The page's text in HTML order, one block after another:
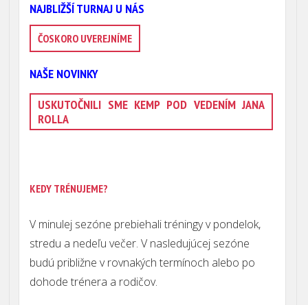
NAJBLIŽŠÍ TURNAJ U NÁS
ČOSKORO UVEREJNÍME
NAŠE NOVINKY
USKUTOČNILI SME KEMP POD VEDENÍM JANA
ROLLA
KEDY TRÉNUJEME?
V minulej sezóne prebiehali tréningy v pondelok,
stredu a nedeľu večer. V nasledujúcej sezóne
budú približne v rovnakých termínoch alebo po
dohode trénera a rodičov.